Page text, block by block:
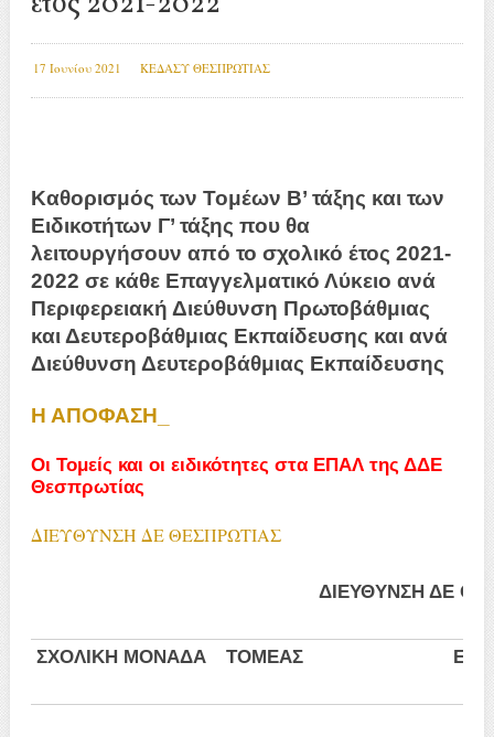
17 Ιουνίου 2021 ΚΕΔΑΣΥ ΘΕΣΠΡΩΤΙΑΣ
Kαθορισμός των Τομέων Β’ τάξης και των
Ειδικοτήτων Γ’ τάξης που θα
λειτουργήσουν από το σχολικό έτος 2021-
2022 σε κάθε Επαγγελματικό Λύκειο ανά
Περιφερειακή Διεύθυνση Πρωτοβάθμιας
και Δευτεροβάθμιας Εκπαίδευσης και ανά
Διεύθυνση Δευτεροβάθμιας Εκπαίδευσης
Η ΑΠΟΦΑΣΗ_
Οι Τομείς και οι ειδικότητες στα ΕΠΑΛ της ΔΔΕ
Θεσπρωτίας
ΔΙΕΥΘΥΝΣΗ ΔΕ ΘΕΣΠΡΩΤΙΑΣ
ΔΙΕΥΘΥΝΣΗ ΔΕ
ΣΧΟΛΙΚΗ ΜΟΝΑΔΑ ΤΟΜΕΑΣ